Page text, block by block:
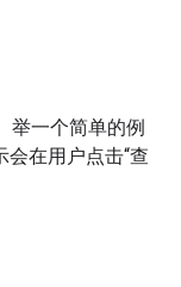
举一个简单的例
在用户点击“查